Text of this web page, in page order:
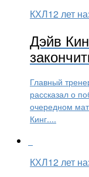
КХЛ12 лет
Дэйв
Главный
рассказал о
очередном
Кинг....
КХЛ12 лет